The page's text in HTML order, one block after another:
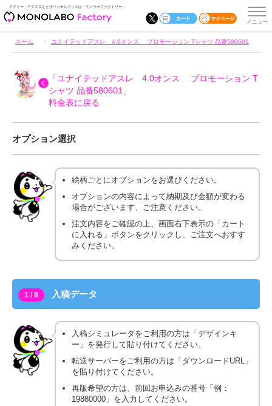
アクキー・アクスタなどオリジナルグッズは「モノラボファクトリー」
ホーム ユナイテッドアスレ 4.0オンス プロモーション Tシャツ 品番580601
「ユナイテッドアスレ 4.0オンス プロモーション T
シャツ 品番580601」
料金表に戻る
オプション選択
絵柄ごとにオプションをお選びください。
オプションの内容によって納期及び金額が変わる
場合がございます、ご注意ください。
注文内容をご確認の上、画面右下表示の「カート
に入れる」ボタンをクリックし、ご注文へおすす
みください。
1 / 8 入稿データ
入稿シミュレータをご利用の方は「デザインキ
ー」を発行して貼り付けてください。
転送サーバーをご利用の方は「ダウンロードURL」
を貼り付けてください。
再版希望の方は、前回お申込みの番号「例：
19880000」を入力してください。